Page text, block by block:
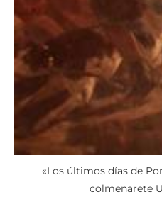
«Los últimos días de
colmenarete